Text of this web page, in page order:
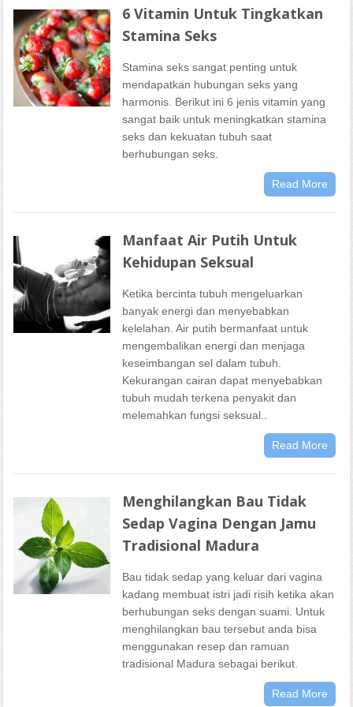
6 Vitamin Untuk Tingkatkan
Stamina Seks
Stamina seks sangat penting untuk
mendapatkan hubungan seks yang
harmonis. Berikut ini 6 jenis vitamin yang
sangat baik untuk meningkatkan stamina
seks dan kekuatan tubuh saat
berhubungan seks.
Read More
Manfaat Air Putih Untuk
Kehidupan Seksual
Ketika bercinta tubuh mengeluarkan
banyak energi dan menyebabkan
kelelahan. Air putih bermanfaat untuk
mengembalikan energi dan menjaga
keseimbangan sel dalam tubuh.
Kekurangan cairan dapat menyebabkan
tubuh mudah terkena penyakit dan
melemahkan fungsi seksual..
Read More
Menghilangkan Bau Tidak
Sedap Vagina Dengan Jamu
Tradisional Madura
Bau tidak sedap yang keluar dari vagina
kadang membuat istri jadi risih ketika akan
berhubungan seks dengan suami. Untuk
menghilangkan bau tersebut anda bisa
menggunakan resep dan ramuan
tradisional Madura sebagai berikut.
Read More